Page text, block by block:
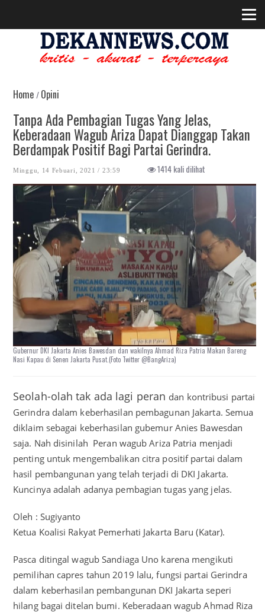
Home/Opini
Tanpa Ada Pembagian Tugas Yang Jelas,
Keberadaan Wagub Ariza Dapat Dianggap Takan
Berdampak Positif Bagi Partai Gerindra.
Minggu, 14 Febuari, 2021 / 23:59 1414 kali dilihat
Gubernur DKI Jakarta Anies Bawesdan dan wakilnya Ahmad Riza Patria Makan Bareng
Nasi Kapau di Senen Jakarta Pusat.(Foto Twitter @BangAriza)
Seolah-olah tak ada lagi peran dan kontribusi partai
Gerindra dalam keberhasilan pembagunan Jakarta. Semua
diklaim sebagai keberhasilan gubemur Anies Bawesdan
saja. Nah disinilah Peran wagub Ariza Patria menjadi
penting untuk mengembalikan citra positif partai dalam
hasil pembangunan yang telah terjadi di DKI Jakarta.
Kuncinya adalah adanya pembagian tugas yang jelas.
Oleh : Sugiyanto
Ketua Koalisi Rakyat Pemerhati Jakarta Baru (Katar).
Pasca ditingal wagub Sandiaga Uno karena mengikuti
pemilihan capres tahun 2019 lalu, fungsi partai Gerindra
dalam keberhasilan pembangunan DKI Jakarta seperi
hilang bagai ditelan bumi. Keberadaan wagub Ahmad Riza